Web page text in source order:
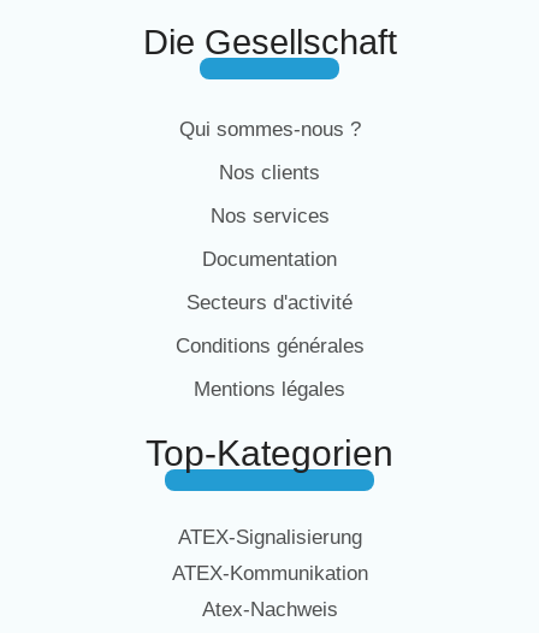
Die Gesellschaft
Qui sommes-nous ?
Nos clients
Nos services
Documentation
Secteurs d'activité
Conditions générales
Mentions légales
Top-Kategorien
ATEX-Signalisierung
ATEX-Kommunikation
Atex-Nachweis